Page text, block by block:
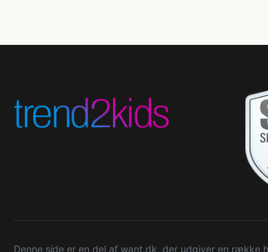
Denne side er en del af want.dk, der udgiver en række